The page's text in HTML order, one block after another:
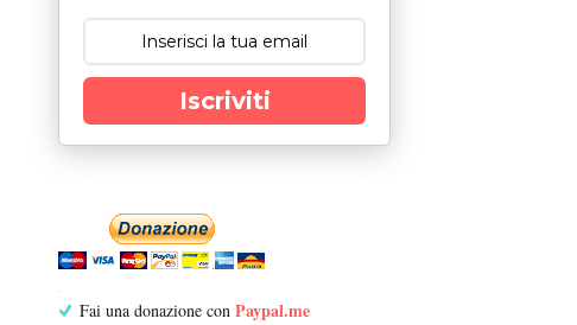
Iscriviti
Fai una donazione con Paypal.me